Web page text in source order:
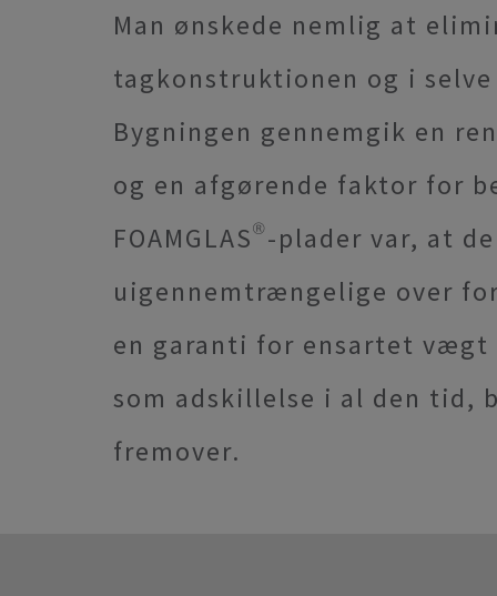
Man ønskede nemlig at
tagkonstruktionen og i
Bygningen gennemgik en
og en afgørende faktor for
FOAMGLAS®-plader var, at
uigennemtrængelige over
en garanti for ensartet
som adskillelse i al den tid,
fremover.